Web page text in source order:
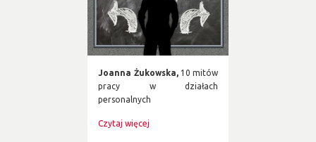
Joanna Żukowska, 10 mitów
pracy w działach
personalnych
Czytaj więcej